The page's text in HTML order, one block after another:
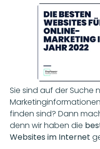
Sie sind auf der Suche
finden sind? Dann
denn wir haben die
Websites im Internet